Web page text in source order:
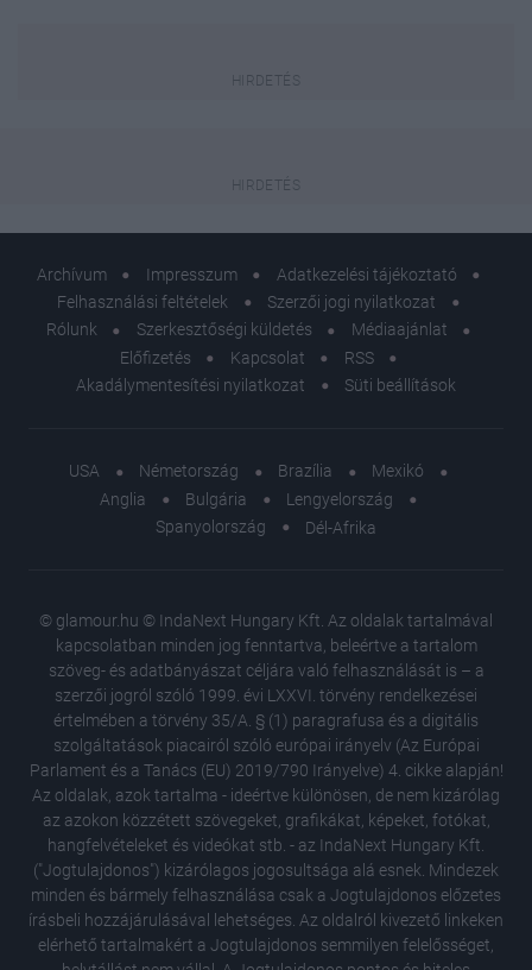
Archívum Impresszum
Adatkezelési tájékoztató
Felhasználási feltételek
Szerzői jogi nyilatkozat
Rólunk
Szerkesztőségi küldetés
Médiaajánlat
Előfizetés
Kapcsolat
RSS
Akadálymentesítési nyilatkozat
Süti beállítások
USA Németország Brazília
Mexikó
Anglia
Bulgária
Lengyelország
Spanyolország
Dél-Afrika
© glamour.hu © IndaNext Hungary Kft. Az oldalak tartalmával
kapcsolatban minden jog fenntartva, beleértve a tartalom
szöveg- és adatbányászat céljára való felhasználását is – a
szerzői jogról szóló 1999. évi LXXVI. törvény rendelkezései
értelmében a törvény 35/A. § (1) paragrafusa és a digitális
szolgáltatások piacairól szóló európai irányelv (Az Európai
Parlament és a Tanács (EU) 2019/790 Irányelve) 4. cikke alapján!
Az oldalak, azok tartalma - ideértve különösen, de nem kizárólag
az azokon közzétett szövegeket, grafikákat, képeket, fotókat,
hangfelvételeket és videókat stb. - az IndaNext Hungary Kft.
("Jogtulajdonos") kizárólagos jogosultsága alá esnek. Mindezek
minden és bármely felhasználása csak a Jogtulajdonos előzetes
írásbeli hozzájárulásával lehetséges. Az oldalról kivezető linkeken
elérhető tartalmakért a Jogtulajdonos semmilyen felelősséget,